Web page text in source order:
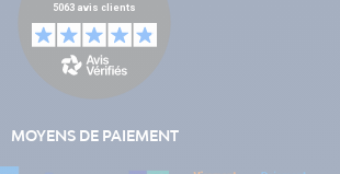
MOYENS DE PAIEMENT